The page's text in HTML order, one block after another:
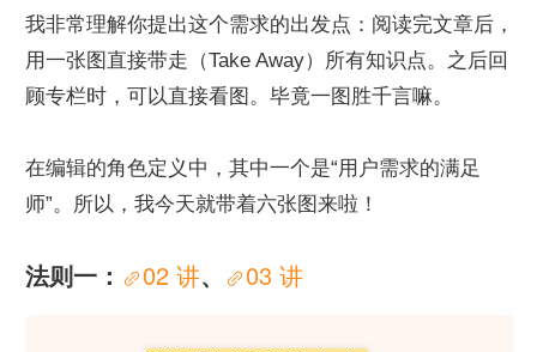
我非常理解你提出这个需求的出发点：阅读完文章后，
用一张图直接带走（Take Away）所有知识点。之后回
顾专栏时，可以直接看图。毕竟一图胜千言嘛。
在编辑的角色定义中，其中一个是“用户需求的满足
师”。所以，我今天就带着六张图来啦！
法则一： 02 讲、 03 讲